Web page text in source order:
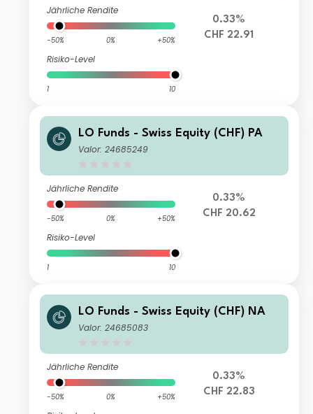
Jährliche Rendite
-50% 0% +50%
Risiko-Level
1 10
0.33%
CHF 22.91
LO Funds - Swiss Equity (CHF) PA
Valor: 24685249
Jährliche Rendite
-50% 0% +50%
Risiko-Level
1 10
0.33%
CHF 20.62
LO Funds - Swiss Equity (CHF) NA
Valor: 24685083
Jährliche Rendite
-50% 0% +50%
0.33%
CHF 22.83